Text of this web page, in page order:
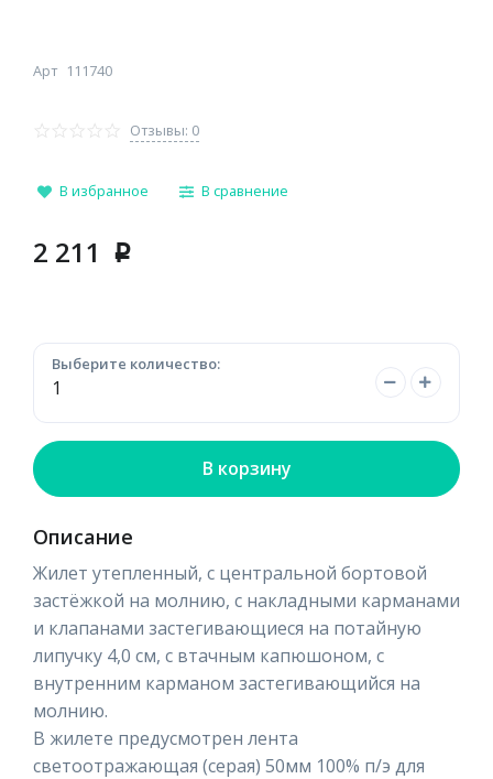
Арт 111740
Отзывы: 0
В избранное В сравнение
2 211 p
Выберите количество:
В корзину
Описание
Жилет утепленный, с центральной бортовой
застёжкой на молнию, с накладными карманами
и клапанами застегивающиеся на потайную
липучку 4,0 см, с втачным капюшоном, с
внутренним карманом застегивающийся на
молнию.
В жилете предусмотрен лента
светоотражающая (серая) 50мм 100% п/э для